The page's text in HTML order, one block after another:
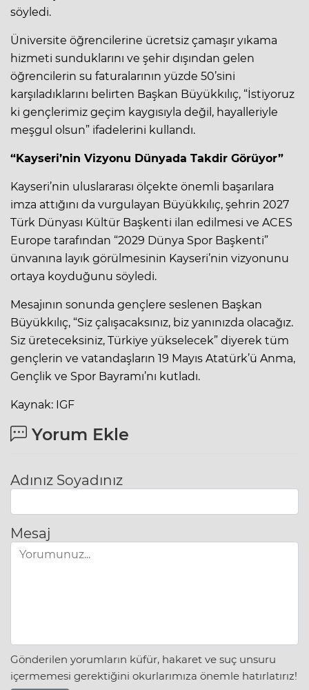
söyledi.
Üniversite öğrencilerine ücretsiz çamaşır yıkama
hizmeti sunduklarını ve şehir dışından gelen
öğrencilerin su faturalarının yüzde 50’sini
karşıladıklarını belirten Başkan Büyükkılıç, “İstiyoruz
ki gençlerimiz geçim kaygısıyla değil, hayalleriyle
meşgul olsun” ifadelerini kullandı.
“Kayseri’nin Vizyonu Dünyada Takdir Görüyor”
Kayseri’nin uluslararası ölçekte önemli başarılara
imza attığını da vurgulayan Büyükkılıç, şehrin 2027
Türk Dünyası Kültür Başkenti ilan edilmesi ve ACES
Europe tarafından “2029 Dünya Spor Başkenti”
ünvanına layık görülmesinin Kayseri’nin vizyonunu
ortaya koyduğunu söyledi.
Mesajının sonunda gençlere seslenen Başkan
Büyükkılıç, “Siz çalışacaksınız, biz yanınızda olacağız.
Siz üreteceksiniz, Türkiye yükselecek” diyerek tüm
gençlerin ve vatandaşların 19 Mayıs Atatürk’ü Anma,
Gençlik ve Spor Bayramı’nı kutladı.
Kaynak: IGF
Yorum Ekle
Adınız Soyadınız
Mesaj
Gönderilen yorumların küfür, hakaret ve suç unsuru
içermemesi gerektiğini okurlarımıza önemle hatırlatırız!